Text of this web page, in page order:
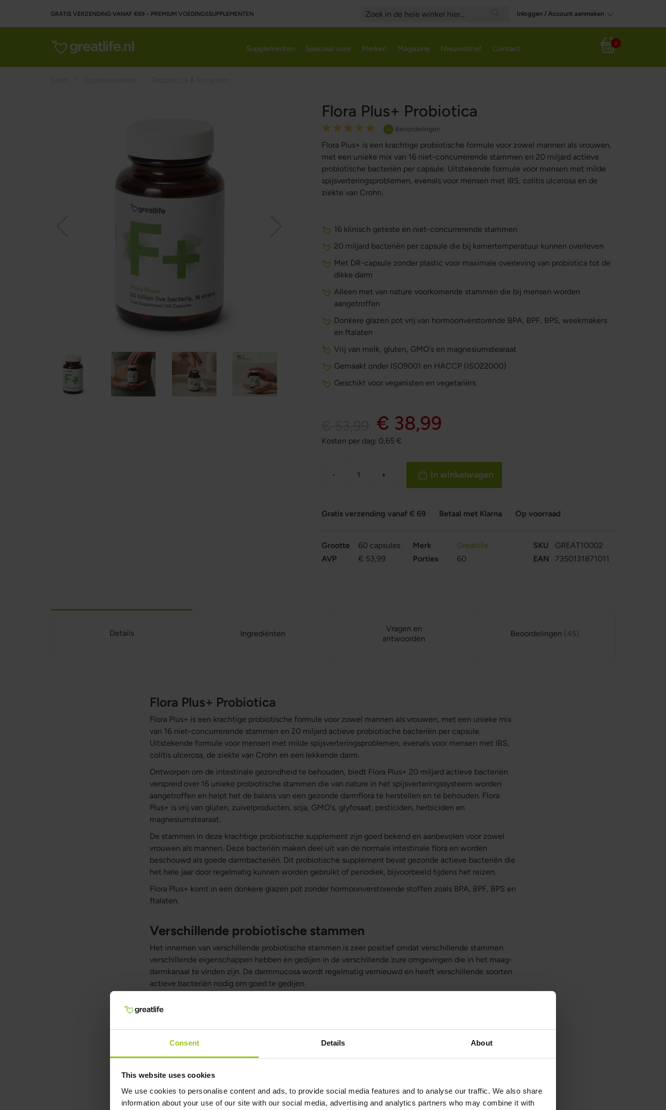
Consent Details About
This website uses cookies
We use cookies to personalise content and ads, to provide social media features and to analyse our traffic. We also share
information about your use of our site with our social media, advertising and analytics partners who may combine it with
GRATIS VERZENDING VANAF €69 • PREMIUM VOEDINGSSUPPLEMENTEN
Search
Inloggen / Account aanmaken
Winkelwagen
0
Supplementen Speciaal voor Merken Magazine Nieuwsbrief Contact
Flora Plus+ Probiotica
Rating:
100
% of100
45 Beoordelingen
Flora Plus+ is een krachtige probiotische formule voor zowel mannen als vrouwen,
met een unieke mix van 16 niet-concurrerende stammen en 20 miljard actieve
probiotische bacteriën per capsule. Uitstekende formule voor mensen met milde
spijsverteringsproblemen, evenals voor mensen met IBS, colitis ulcerosa en de
ziekte van Crohn.
16 klinisch geteste en niet-concurrerende stammen
20 miljard bacteriën per capsule die bij kamertemperatuur kunnen overleven
Met DR-capsule zonder plastic voor maximale overleving van probiotica tot de
dikke darm
Alleen met van nature voorkomende stammen die bij mensen worden
aangetroffen
Donkere glazen pot vrij van hormoonverstorende BPA, BPF, BPS, weekmakers
en ftalaten
Vrij van melk, gluten, GMO's en magnesiumstearaat
Gemaakt onder ISO9001 en HACCP (ISO22000)
Geschikt voor veganisten en vegetariërs
€ 38,99
Kosten per dag: 0,65€
- + In winkelwagen
Gratis verzending vanaf € 69 Betaal met Klarna Op voorraad
Grootte
60 capsules
AVP
€ 53,99
Merk
Greatlife
Porties
60
SKU
GREAT10002
EAN
7350131871011
Details
Flora Plus+ Probiotica
Flora Plus+ is een krachtige probiotische formule voor zowel mannen als vrouwen, met een unieke mix
van 16 niet-concurrerende stammen en 20 miljard actieve probiotische bacteriën per capsule.
Uitstekende formule voor mensen met milde spijsverteringsproblemen, evenals voor mensen met IBS,
colitis ulcerosa, de ziekte van Crohn en een lekkende darm.
Ontworpen om de intestinale gezondheid te behouden, biedt Flora Plus+ 20 miljard actieve bacteriën
verspreid over 16 unieke probiotische stammen die van nature in het spijsverteringssysteem worden
aangetroffen en helpt het de balans van een gezonde darmflora te herstellen en te behouden. Flora
Plus+ is vrij van gluten, zuivelproducten, soja, GMO's, glyfosaat, pesticiden, herbiciden en
magnesiumstearaat.
De stammen in deze krachtige probiotische supplement zijn goed bekend en aanbevolen voor zowel
vrouwen als mannen. Deze bacteriën maken deel uit van de normale intestinale flora en worden
beschouwd als goede darmbacteriën. Dit probiotische supplement bevat gezonde actieve bacteriën die
het hele jaar door regelmatig kunnen worden gebruikt of periodiek, bijvoorbeeld tijdens het reizen.
Flora Plus+ komt in een donkere glazen pot zonder hormoonverstorende stoffen zoals BPA, BPF, BPS en
ftalaten.
Verschillende probiotische stammen
Het innemen van verschillende probiotische stammen is zeer positief omdat verschillende stammen
verschillende eigenschappen hebben en gedijen in de verschillende zure omgevingen die in het maag-
darmkanaal te vinden zijn. De darmmucosa wordt regelmatig vernieuwd en heeft verschillende soorten
actieve bacteriën nodig om goed te gedijen.
Probiotica die regelmatig met voedsel moeten worden
ingenomen
Dit probioticum is ontworpen om het hele jaar door regelmatig te worden ingenomen. Het moet samen
met voedsel worden ingenomen.
Probiotica en antibiotica
Dit probiotische supplement is ook geformuleerd om de negatieve effecten van antibiotica tegen te
Ingrediënten
Vragen en
antwoorden
Beoordelingen 45